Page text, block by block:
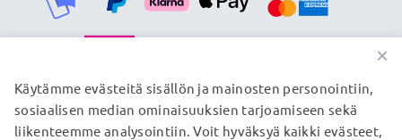
TOIMITUSKUMPPANIMME
×
Käytämme evästeitä sisällön ja mainosten personointiin,
sosiaalisen median ominaisuuksien tarjoamiseen sekä
liikenteemme analysointiin. Voit hyväksyä kaikki evästeet,